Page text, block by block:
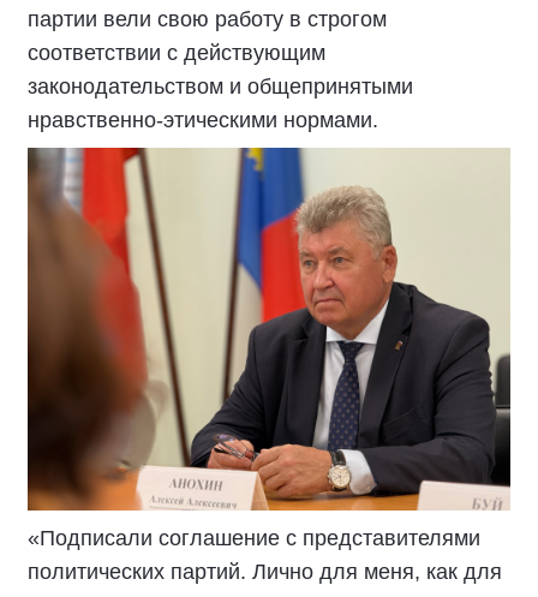
партии вели свою работу в строгом
соответствии с действующим
законодательством и общепринятыми
нравственно-этическими нормами.
«Подписали соглашение с представителями
политических партий. Лично для меня, как для